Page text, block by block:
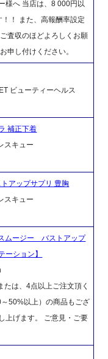
様へ 当店は、8 000円以
！ また、高報酬率設定
査収のほどよろしくお願
申し付けください。
ビューティーヘルス
補正下着
スキュー
アップサプリ 豊胸
スキュー
ムージー バストアップ
ーション】
は、4点以上ご注文頂く
50%以上）の商品もござ
上げます。 ご意見・ご要